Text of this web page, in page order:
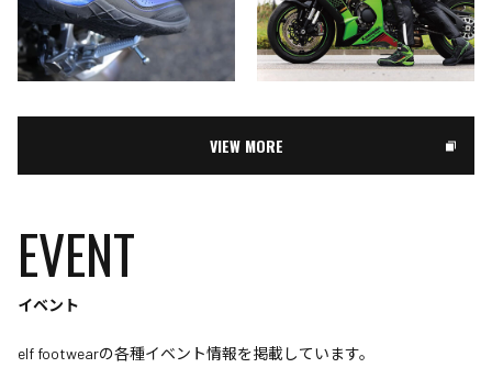
VIEW MORE
EVENT
イベント
elf footwearの各種イベント情報を掲載しています。